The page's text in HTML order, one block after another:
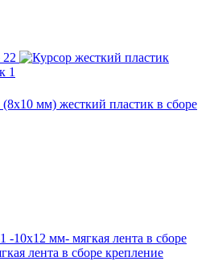
мм) жесткий пластик в сборе